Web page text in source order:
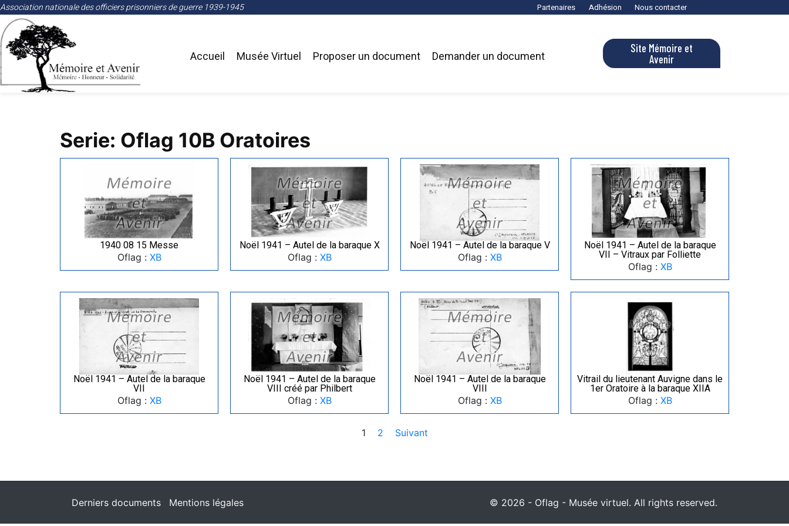
Association nationale des officiers prisonniers de guerre 1939-1945 Partenaires Adhésion Nous contacter
Accueil Musée Virtuel Proposer un document Demander un document
Site Mémoire et
Avenir
Serie: Oflag 10B Oratoires
1940 08 15 Messe
Oflag : XB
Noël 1941 – Autel de la baraque X
Oflag : XB
Noël 1941 – Autel de la baraque V
Oflag : XB
Noël 1941 – Autel de la baraque
VII – Vitraux par Folliette
Oflag : XB
Noël 1941 – Autel de la baraque
VII
Oflag : XB
Noël 1941 – Autel de la baraque
VIII créé par Philbert
Oflag : XB
Noël 1941 – Autel de la baraque
VIII
Oflag : XB
Vitrail du lieutenant Auvigne dans le
1er Oratoire à la baraque XIIA
Oflag : XB
1 2 Suivant
Derniers documents Mentions légales © 2026 - Oflag - Musée virtuel. All rights reserved.